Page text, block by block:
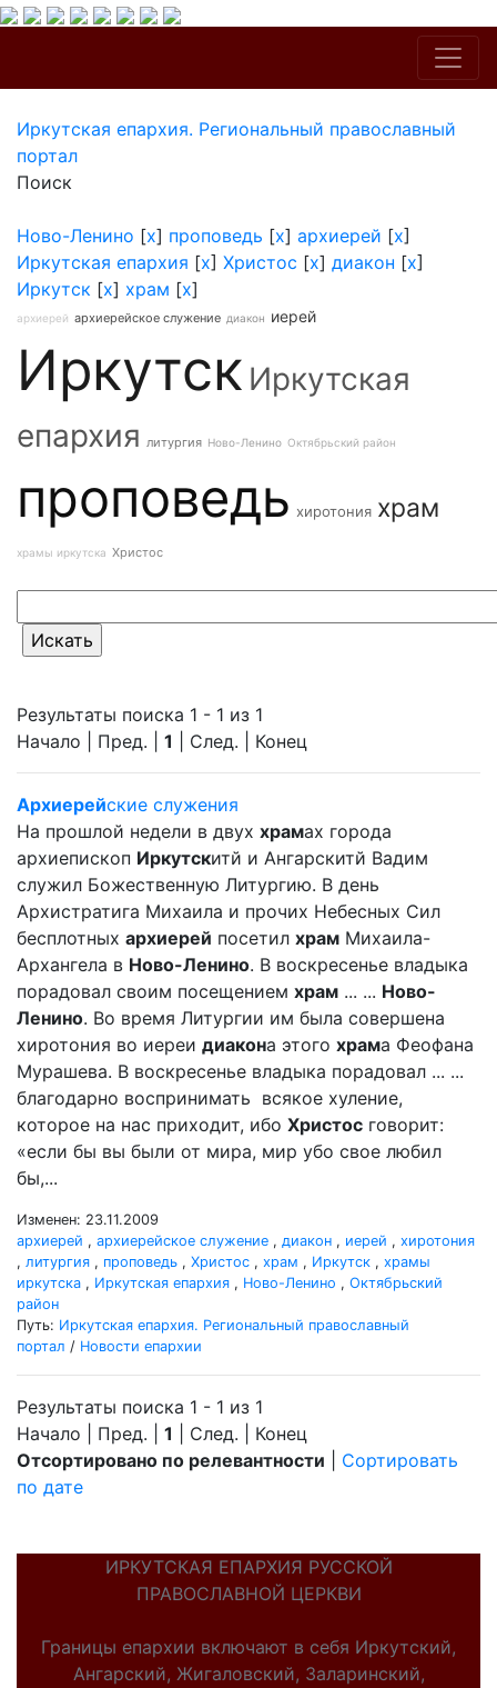
Иркутская епархия. Региональный православный
портал
Поиск
Ново-Ленино [x] проповедь [x] архиерей [x]
Иркутская епархия [x] Христос [x] диакон [x]
Иркутск [x] храм [x]
архиерей архиерейское служение диакон иерей
Иркутск Иркутская
епархия литургия Ново-Ленино Октябрьский район
проповедь хиротония храм
храмы иркутска Христос
Результаты поиска 1 - 1 из 1
Начало | Пред. | 1 | След. | Конец
Архиерейские служения
На прошлой недели в двух храмах города
архиепископ Иркутскитй и Ангарскитй Вадим
служил Божественную Литургию. В день
Архистратига Михаила и прочих Небесных Сил
бесплотных архиерей посетил храм Михаила-
Архангела в Ново-Ленино. В воскресенье владыка
порадовал своим посещением храм ... ... Ново-
Ленино. Во время Литургии им была совершена
хиротония во иереи диакона этого храма Феофана
Мурашева. В воскресенье владыка порадовал ... ...
благодарно воспринимать всякое хуление,
которое на нас приходит, ибо Христос говорит:
«если бы вы были от мира, мир убо свое любил
бы,...
Изменен: 23.11.2009
архиерей , архиерейское служение , диакон , иерей , хиротония
, литургия , проповедь , Христос , храм , Иркутск , храмы
иркутска , Иркутская епархия , Ново-Ленино , Октябрьский
район
Путь: Иркутская епархия. Региональный православный
портал / Новости епархии
Результаты поиска 1 - 1 из 1
Начало | Пред. | 1 | След. | Конец
Отсортировано по релевантности
Сортировать
по дате
ИРКУТСКАЯ ЕПАРХИЯ РУССКОЙ
ПРАВОСЛАВНОЙ ЦЕРКВИ
Границы епархии включают в себя Иркутский,
Ангарский, Жигаловский, Заларинский,